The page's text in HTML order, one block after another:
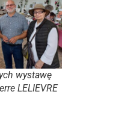
wystawę
LELIEVRE